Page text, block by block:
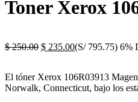
Toner Xerox
$250.00 $ 235.00(S/ 795.75) 6%
El tóner Xerox 106R03913
Norwalk, Connecticut, bajo los